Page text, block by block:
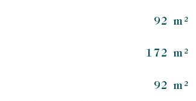
92 m²
172 m²
92 m²